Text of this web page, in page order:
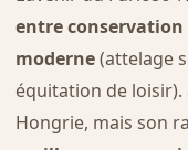
entre
moderne(attelage
équitation de loisir).
Hongrie, mais son